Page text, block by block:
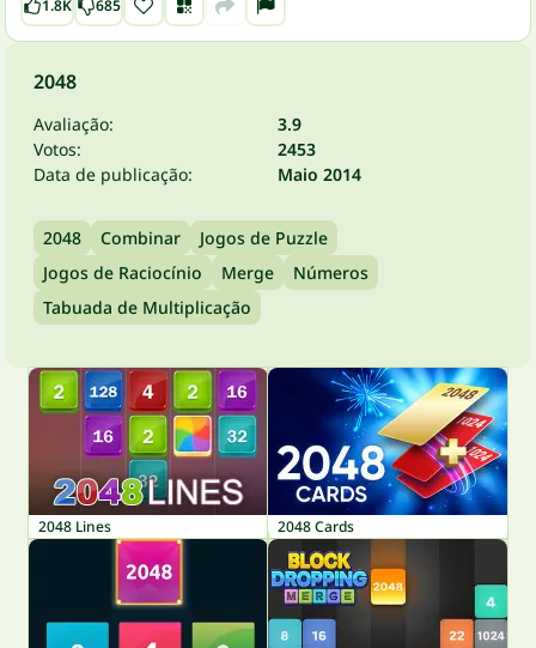
1.8K 685
2048
Avaliação:
3.9
Votos:
2453
Data de publicação:
Maio 2014
2048 Combinar
Jogos de Puzzle
Jogos de Raciocínio
Merge
Números
Tabuada de Multiplicação
2048 Lines 2048 Cards